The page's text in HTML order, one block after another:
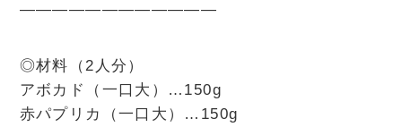
————————————
◎材料（2人分）
アボカド（一口大）…150g
赤パプリカ（一口大）…150g